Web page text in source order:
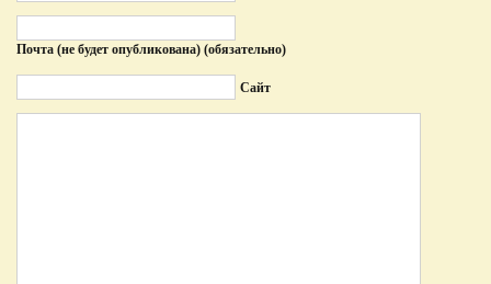
Почта (не будет опубликована) (обязательно)
Сайт